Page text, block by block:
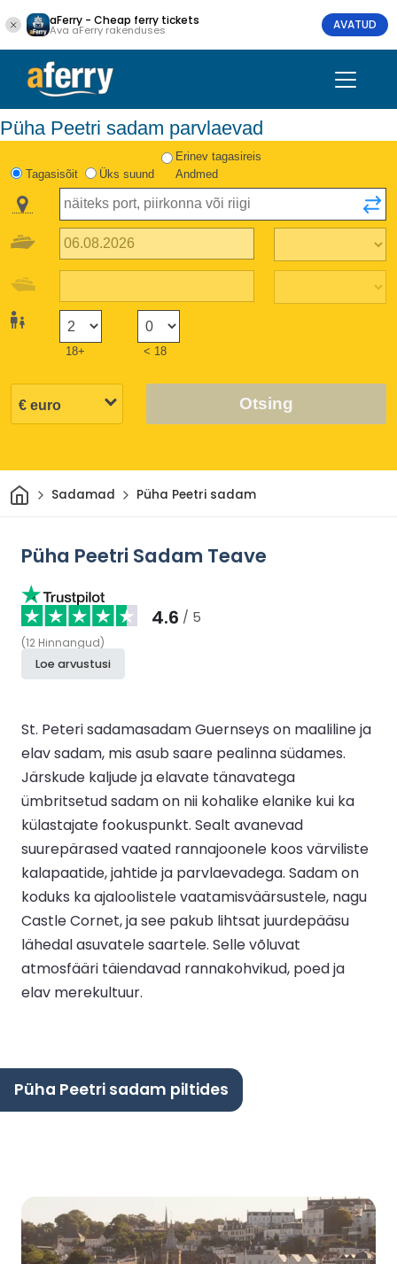
aFerry - Cheap ferry tickets
Ava aFerry rakenduses AVATUD
Püha Peetri sadam parvlaevad
Tagasisõit Üks suund
Erinev tagasireis
Andmed
18+ < 18
Otsing
Avaleht
Sadamad Püha Peetri sadam
Püha Peetri Sadam Teave
4.6 / 5
(12 Hinnangud)
Loe arvustusi
St. Peteri sadamasadam Guernseys on maaliline ja
elav sadam, mis asub saare pealinna südames.
Järskude kaljude ja elavate tänavatega
ümbritsetud sadam on nii kohalike elanike kui ka
külastajate fookuspunkt. Sealt avanevad
suurepärased vaated rannajoonele koos värviliste
kalapaatide, jahtide ja parvlaevadega. Sadam on
koduks ka ajaloolistele vaatamisväärsustele, nagu
Castle Cornet, ja see pakub lihtsat juurdepääsu
lähedal asuvatele saartele. Selle võluvat
atmosfääri täiendavad rannakohvikud, poed ja
elav merekultuur.
Püha Peetri sadam piltides